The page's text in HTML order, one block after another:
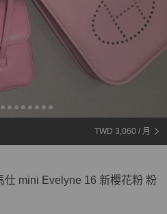
TWD 3,060 / 月
仕 mini Evelyne 16 新櫻花粉 粉